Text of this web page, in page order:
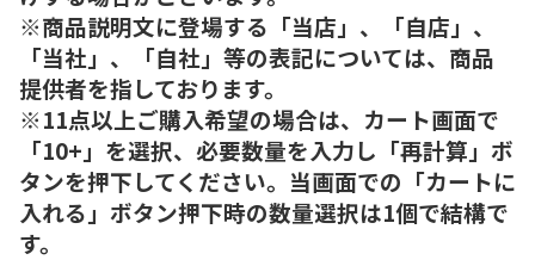
※商品説明文に登場する「当店」、「自店」、
「当社」、「自社」等の表記については、商品
提供者を指しております。
※11点以上ご購入希望の場合は、カート画面で
「10+」を選択、必要数量を入力し「再計算」ボ
タンを押下してください。当画面での「カートに
入れる」ボタン押下時の数量選択は1個で結構で
す。